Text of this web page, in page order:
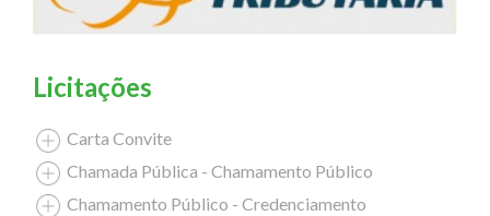
Licitações
Carta Convite
Chamada Pública - Chamamento Público
Chamamento Público - Credenciamento